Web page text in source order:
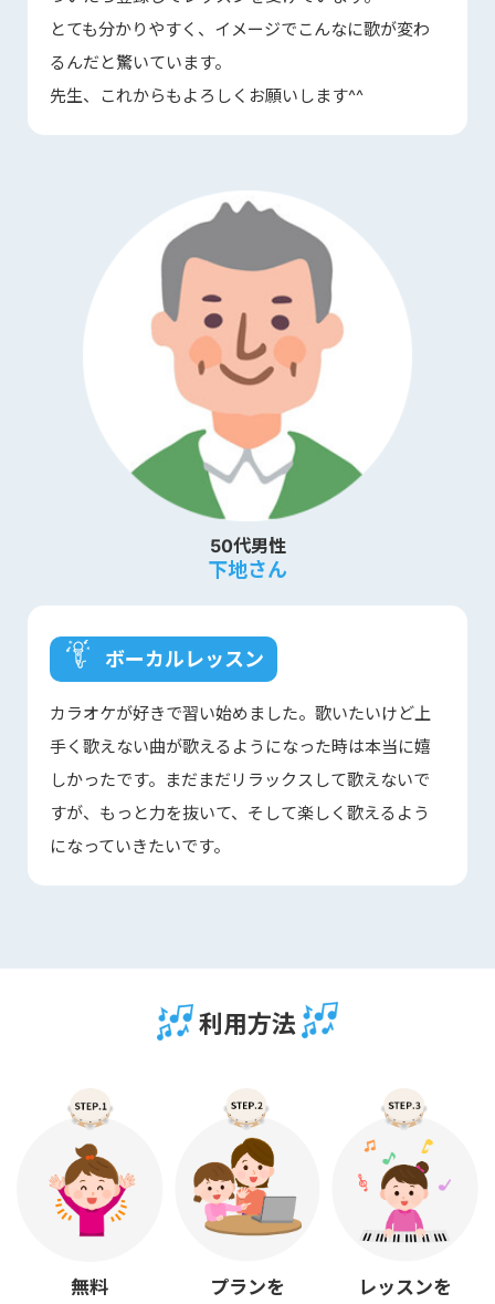
とても分かりやすく、イメージでこんなに歌が変わ
るんだと驚いています。
先生、これからもよろしくお願いします^^
50代男性
下地さん
ボーカルレッスン
カラオケが好きで習い始めました。歌いたいけど上
手く歌えない曲が歌えるようになった時は本当に嬉
しかったです。まだまだリラックスして歌えないで
すが、もっと力を抜いて、そして楽しく歌えるよう
になっていきたいです。
利用方法
無料
プランを
レッスンを